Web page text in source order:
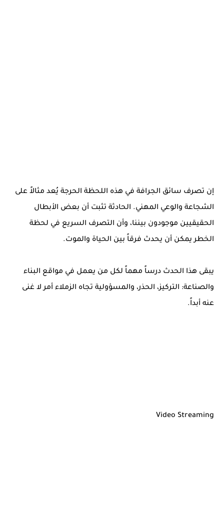
إن تصرف سائق الجرافة في هذه اللحظة الحرجة يُعد مثالاً على
الشجاعة والوعي المهني. الحادثة تثبت أن بعض الأبطال
الحقيقيين موجودون بيننا، وأن التصرف السريع في لحظة
الخطر يمكن أن يحدث فرقاً بين الحياة والموت.
يبقى هذا الحدث درساً مهماً لكل من يعمل في مواقع البناء
والصناعة: التركيز، الحذر، والمسؤولية تجاه الزملاء أمر لا غنى
عنه أبداً.
Video Streaming